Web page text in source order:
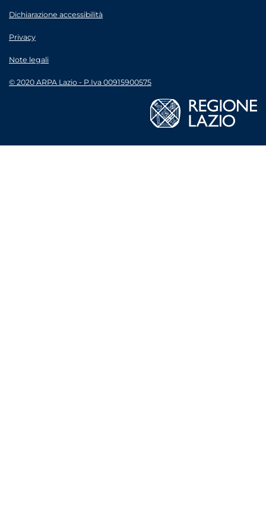
Dichiarazione accessibilità
Privacy
Note legali
© 2020 ARPA Lazio - P.Iva 00915900575